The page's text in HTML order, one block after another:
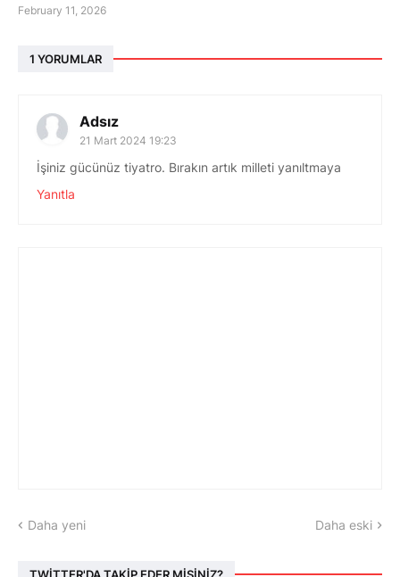
February 11, 2026
1 YORUMLAR
Adsız
21 Mart 2024 19:23
İşiniz gücünüz tiyatro. Bırakın artık milleti yanıltmaya
Yanıtla
Daha yeni Daha eski
TWİTTER'DA TAKİP EDER MİSİNİZ?